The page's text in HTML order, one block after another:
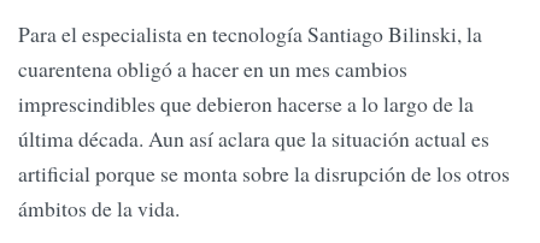
Para el especialista en tecnología Santiago Bilinski, la
cuarentena obligó a hacer en un mes cambios
imprescindibles que debieron hacerse a lo largo de la
última década. Aun así aclara que la situación actual es
artificial porque se monta sobre la disrupción de los otros
ámbitos de la vida.